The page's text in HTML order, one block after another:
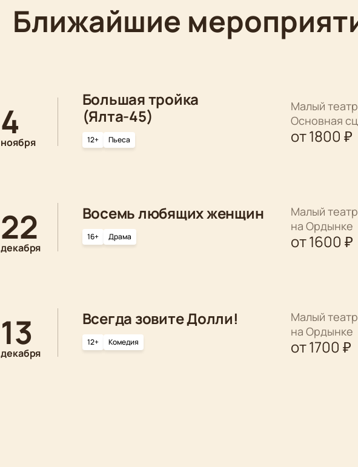
Ближайшие
4
ноября
Большая тройка
(Ялта-45)
12+ Пьеса
Малый
Основная
от1800 ₽
22
декабря
Восемь любящих женщин
16+ Драма
Малый
на Ордынке
от1600 ₽
13
декабря
Всегда зовите Долли!
12+ Комедия
Малый
на Ордынке
от1700 ₽